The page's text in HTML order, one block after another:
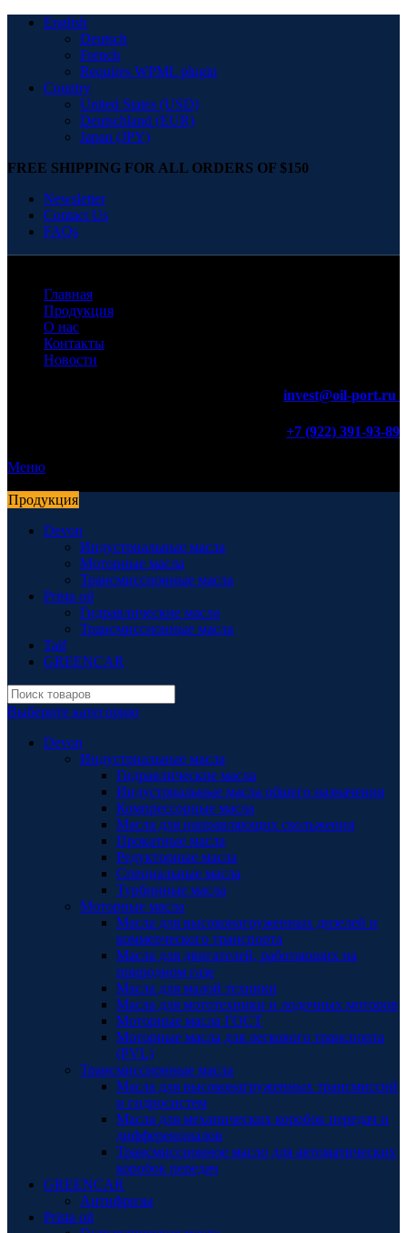
English
Deutsch
French
Requires WPML plugin
Country
United States (USD)
Deutschland (EUR)
Japan (JPY)
FREE SHIPPING FOR ALL ORDERS OF $150
Newsletter
Contact Us
FAQs
Главная
Продукция
О нас
Контакты
Новости
invest@oil-port.ru
+7 (922) 391-93-89
Меню
Продукция
Devon
Индустриальные масла
Моторные масла
Трансмиссионные масла
Prista oil
Гидравлические масла
Трансмиссионные масла
Taif
GREENCAR
Выберите категорию
Devon
Индустриальные масла
Гидравлические масла
Индустриальные масла общего назначения
Компрессорные масла
Масла для направляющих скольжения
Прокатные масла
Редукторные масла
Специальные масла
Турбинные масла
Моторные масла
Масла для высоконагруженных дизелей и
коммерческого транспорта
Масла для двигателей, работающих на
природном газе
Масла для малой техники
Масла для мототехники и лодочных моторов
Моторные масла ГОСТ
Моторные масла для легкового транспорта
(PVL)
Трансмиссионные масла
Масла для высоконагруженных трансмиссий
и гидросистем
Масла для механических коробок передач и
дифференциалов
Трансмиссионное масло для автоматических
коробок передач
GREENCAR
Антифризы
Prista oil